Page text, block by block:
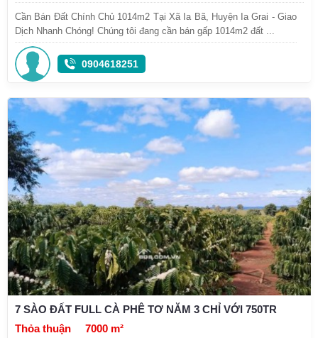
Cần Bán Đất Chính Chủ 1014m2 Tại Xã Ia Bã, Huyện Ia Grai - Giao
Dịch Nhanh Chóng! Chúng tôi đang cần bán gấp 1014m2 đất ...
0904618251
7 SÀO ĐẤT FULL CÀ PHÊ TƠ NĂM 3 CHỈ VỚI 750TR
Thỏa thuận
7000 m²